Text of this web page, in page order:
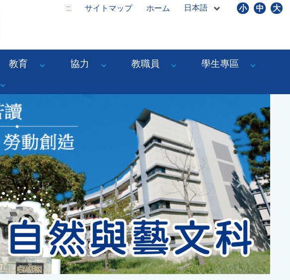
::: サイトマップ ホーム 日本語 小 中 大
教育 協力 教職員
學生專區
Next